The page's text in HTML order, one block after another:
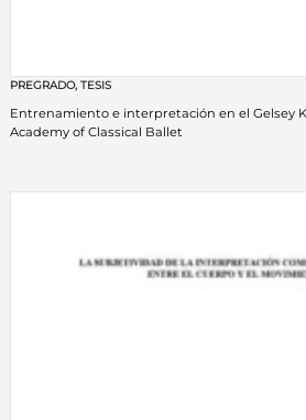
PREGRADO, TESIS
Entrenamiento e interpretación en el Gelsey
Academy of Classical Ballet